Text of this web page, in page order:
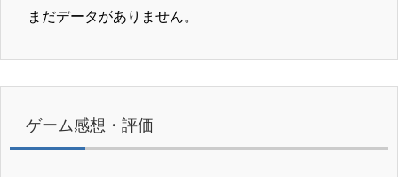
まだデータがありません。
ゲーム感想・評価